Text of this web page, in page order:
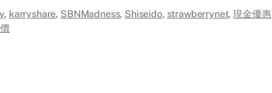
, karryshare, SBNMadness, Shiseido, strawberrynet,現金優惠